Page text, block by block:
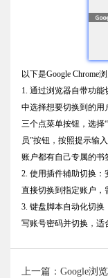
以下是Google Chrome
1. 通过浏览器自带功
中选择想要切换到的用
三个点菜单按钮，选择
员”按钮，按照提示输
账户都有自己专属的书
2. 使用插件辅助切换：
直接切换到指定账户，
3. 键盘脚本自动化切换
写账号密码并切换，适
上一篇：Google浏